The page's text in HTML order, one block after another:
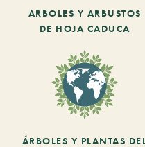
ARBOLES Y ARBUSTOS
DE HOJA CADUCA
ÁRBOLES Y PLANTAS